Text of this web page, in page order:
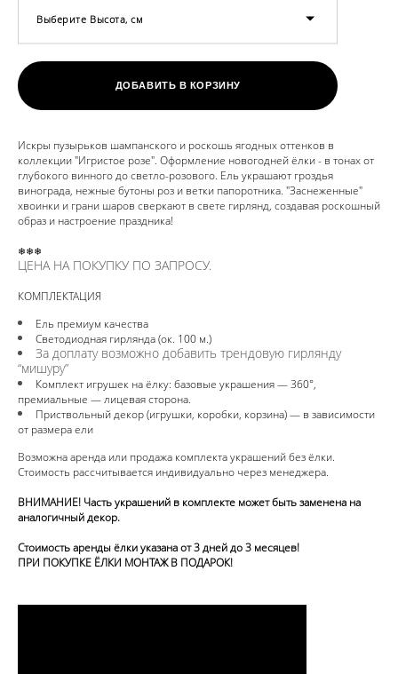
Выберите Высота, см
ДОБАВИТЬ В КОРЗИНУ
Искры пузырьков шампанского и роскошь ягодных оттенков в
коллекции "Игристое розе". Оформление новогодней ёлки - в тонах от
глубокого винного до светло-розового. Ель украшают гроздья
винограда, нежные бутоны роз и ветки папоротника. "Заснеженные"
хвоинки и грани шаров сверкают в свете гирлянд, создавая роскошный
образ и настроение праздника!
❄❄❄
ЦЕНА НА ПОКУПКУ ПО ЗАПРОСУ.
КОМПЛЕКТАЦИЯ
Ель премиум качества
Светодиодная гирлянда (ок. 100 м.)
За доплату возможно добавить трендовую гирлянду
“мишуру”
Комплект игрушек на ёлку: базовые украшения — 360°,
премиальные — лицевая сторона.
Приствольный декор (игрушки, коробки, корзина) — в зависимости
от размера ели
Возможна аренда или продажа комплекта украшений без ёлки.
Стоимость рассчитывается индивидуально через менеджера.
ВНИМАНИЕ! Часть украшений в комплекте может быть заменена на
аналогичный декор.
Стоимость аренды ёлки указана от 3 дней до 3 месяцев!
ПРИ ПОКУПКЕ ЁЛКИ МОНТАЖ В ПОДАРОК!